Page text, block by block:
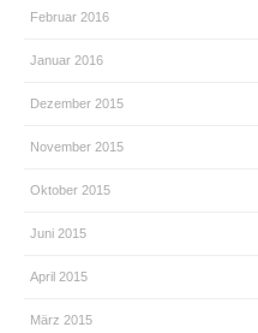
Februar 2016
Januar 2016
Dezember 2015
November 2015
Oktober 2015
Juni 2015
April 2015
März 2015